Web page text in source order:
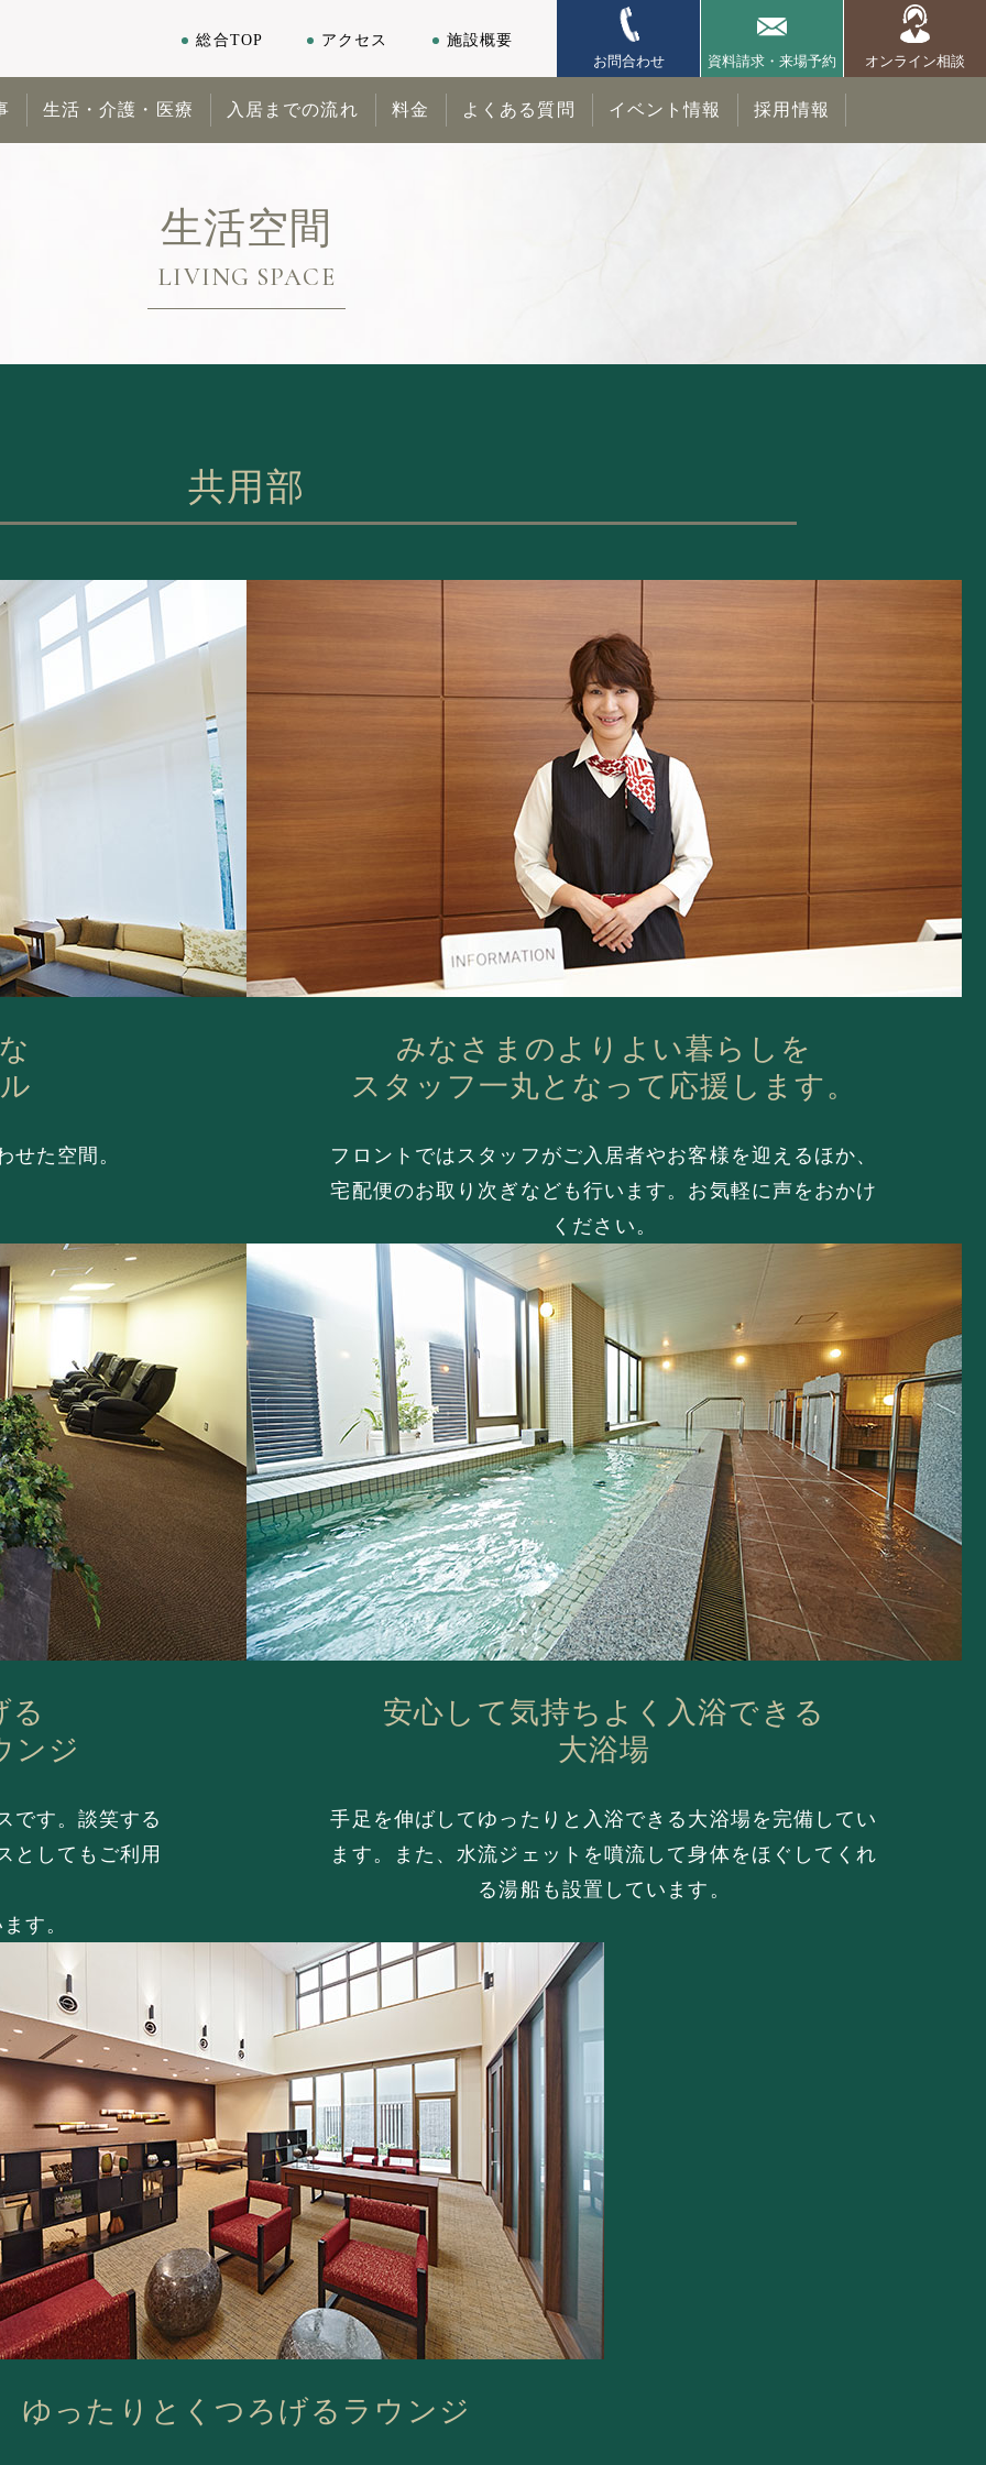
総合TOP アクセス
施設概要
お問合わせ
資料請求・来場予約 オンライン相談
生活・介護・医療 入居までの流れ 料金 よくある質問 イベント情報 採用情報
生活空間
LIVING SPACE
共用部
せた空間。
みなさまのよりよい暮らしを
スタッフ一丸となって応援します。
フロントではスタッフがご入居者やお客様を迎えるほか、
宅配便のお取り次ぎなども行います。 お気軽に声をおかけ
ください。
る
ンジ
です。談笑する
としてもご利用
す。
安心して気持ちよく入浴できる
大浴場
手足を伸ばしてゆったりと入浴できる大浴場を完備してい
ます。また、水流ジェットを噴流して身体をほぐしてくれ
る湯船も設置しています。
ゆったりとくつろげるラウンジ